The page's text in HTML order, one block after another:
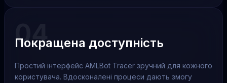
04
Покращена доступність
Простий інтерфейс AMLBot Tracer зручний для кожного
користувача. Вдосконалені процеси дають змогу